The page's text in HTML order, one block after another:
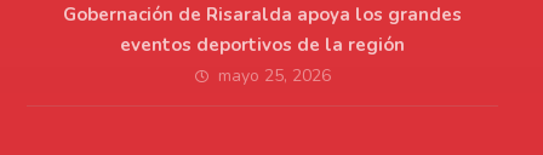
Gobernación de Risaralda apoya los grandes
eventos deportivos de la región
mayo 25, 2026